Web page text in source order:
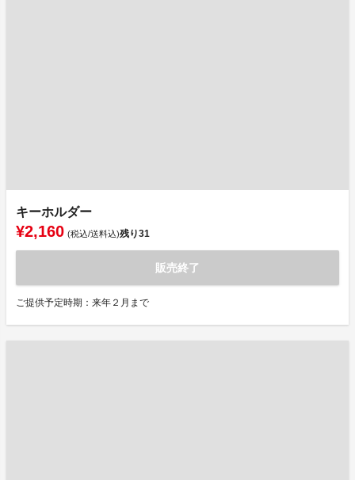
キーホルダー
¥2,160 (税込/送料込)残り31
販売終了
ご提供予定時期：来年２月まで